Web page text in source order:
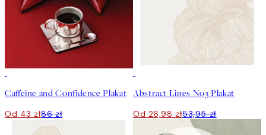
Caffeine and Confidence Plakat
Od 43 zł86 zł
Abstract Lines No3 Plakat
Od 26,98 zł53,95 zł